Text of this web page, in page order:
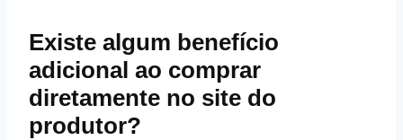
Existe algum benefício
adicional ao comprar
diretamente no site do
produtor?